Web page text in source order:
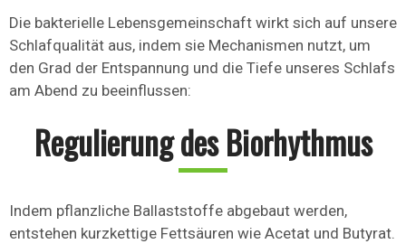
Die bakterielle Lebensgemeinschaft wirkt sich auf unsere
Schlafqualität aus, indem sie Mechanismen nutzt, um
den Grad der Entspannung und die Tiefe unseres Schlafs
am Abend zu beeinflussen:
Regulierung des Biorhythmus
Indem pflanzliche Ballaststoffe abgebaut werden,
entstehen kurzkettige Fettsäuren wie Acetat und Butyrat.